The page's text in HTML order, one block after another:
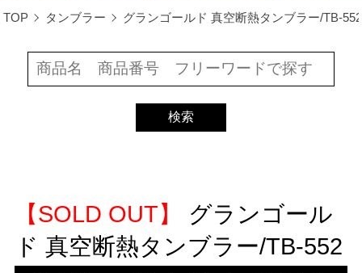
TOP タンブラー グランゴールド 真空断熱タンブラー/TB-552
【SOLD OUT】
グランゴール
ド 真空断熱タンブラー/TB-552